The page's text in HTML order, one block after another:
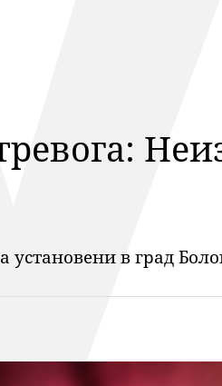
установени в град